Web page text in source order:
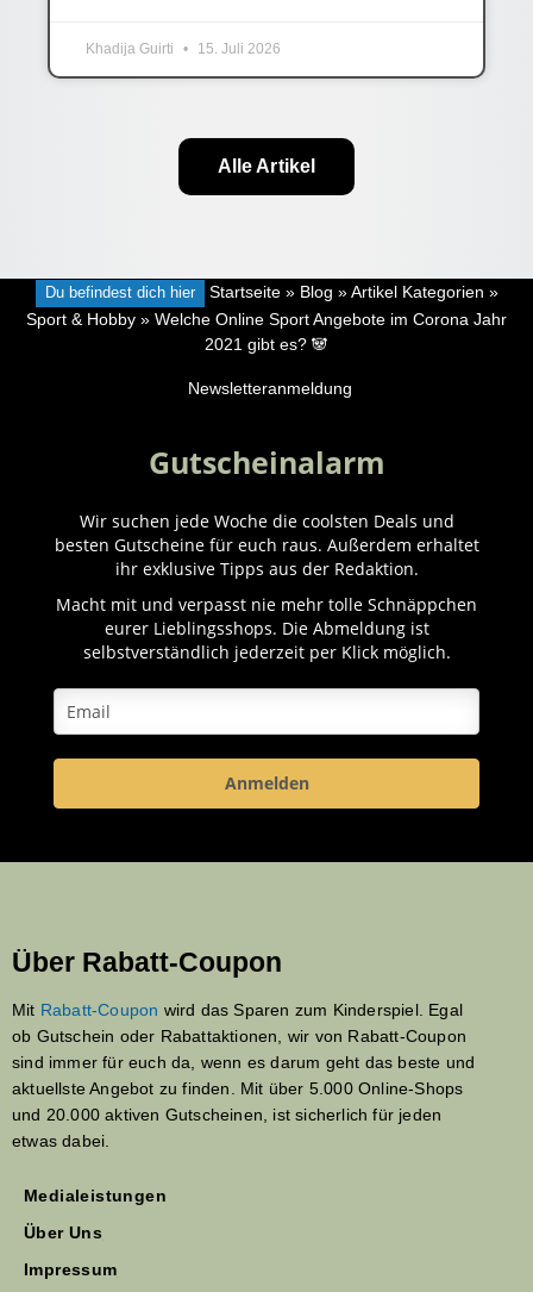
Khadija Guirti 15. Juli 2026
Alle Artikel
Du befindest dich hier Startseite» Blog » Artikel Kategorien »
Sport & Hobby » Welche Online Sport Angebote im Corona Jahr
2021 gibt es? 🐼
Newsletteranmeldung
Gutscheinalarm
Wir suchen jede Woche die coolsten Deals und
besten Gutscheine für euch raus. Außerdem erhaltet
ihr exklusive Tipps aus der Redaktion.
Macht mit und verpasst nie mehr tolle Schnäppchen
eurer Lieblingsshops. Die Abmeldung ist
selbstverständlich jederzeit per Klick möglich.
Anmelden
Über Rabatt-Coupon
Mit Rabatt-Coupon wird das Sparen zum Kinderspiel. Egal
ob Gutschein oder Rabattaktionen, wir von Rabatt-Coupon
sind immer für euch da, wenn es darum geht das beste und
aktuellste Angebot zu finden. Mit über 5.000 Online-Shops
und 20.000 aktiven Gutscheinen, ist sicherlich für jeden
etwas dabei.
Medialeistungen
Über Uns
Impressum